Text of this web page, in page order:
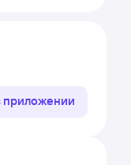
приложении